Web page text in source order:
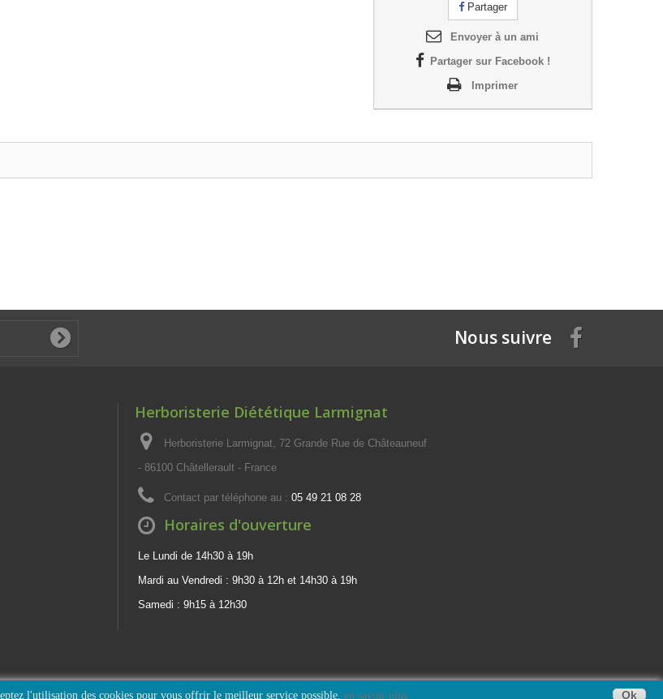
Partager
Envoyer à un ami
Partager sur Facebook !
Imprimer
Nous suivre
Herboristerie Diététique Larmignat
Herboristerie Larmignat, 72 Grande Rue de Châteauneuf
- 86100 Châtellerault - France
Contact par téléphone au : 05 49 21 08 28
Horaires d'ouverture
Le Lundi de 14h30 à 19h
Mardi au Vendredi : 9h30 à 12h et 14h30 à 19h
Samedi : 9h15 à 12h30
l'utilisation des cookies pour vous offrir le meilleur service possible. en savoir plus Ok